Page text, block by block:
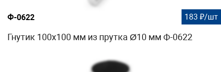
Ф-0622 183 ₽/шт
Гнутик 100х100 мм из прутка Ø10 мм Ф-0622